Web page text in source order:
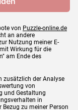
von Puzzle-online.de
an andere
Nutzung meiner E-
Wirkung für die
am Ende des
zusätzlich der Analyse
von
und Gestaltung
in
zu meiner Person